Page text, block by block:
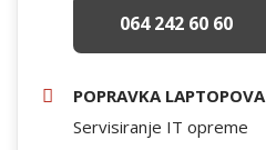
064 242 60 60
POPRAVKA LAPTOPOVA
Servisiranje IT opreme